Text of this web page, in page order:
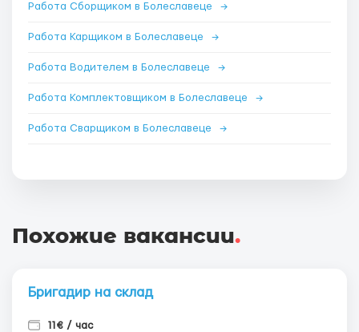
Работа Сборщиком в Болеславеце →
Работа Карщиком в Болеславеце →
Работа Водителем в Болеславеце →
Работа Комплектовщиком в Болеславеце →
Работа Сварщиком в Болеславеце →
Похожие вакансии.
Бригадир на склад
11€ / час